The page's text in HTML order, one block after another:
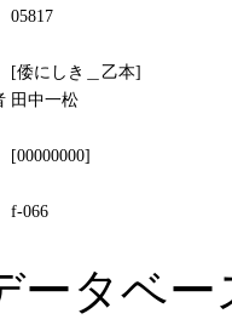
05817
[倭にしき＿乙本]
田中一松
[00000000]
f-066
ータベ